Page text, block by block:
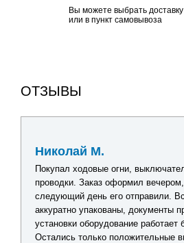
Вы можете выбрать
или в пункт самовывоза
ОТЗЫВЫ
Николай М.
Покупал ходовые огни,
проводки. Заказ оформил
следующий день его отправили.
аккуратно упакованы, документы
установки оборудование работает
Остались только положительные